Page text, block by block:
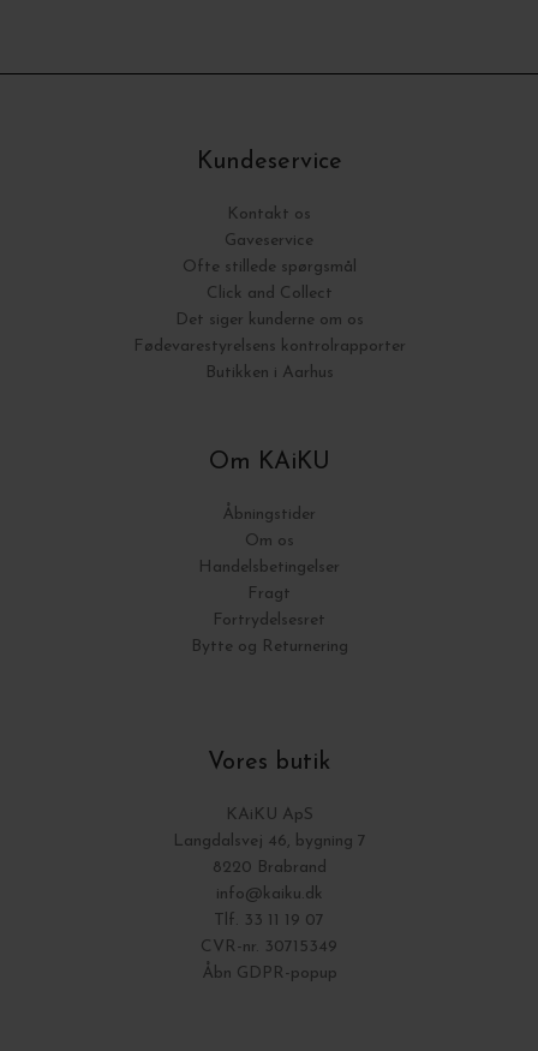
Kundeservice
Kontakt os
Gaveservice
Ofte stillede spørgsmål
Click and Collect
Det siger kunderne om os
Fødevarestyrelsens kontrolrapporter
Butikken i Aarhus
Om KAiKU
Åbningstider
Om os
Handelsbetingelser
Fragt
Fortrydelsesret
Bytte og Returnering
Vores butik
KAiKU ApS
Langdalsvej 46, bygning 7
8220 Brabrand
info@kaiku.dk
Tlf. 33 11 19 07
CVR-nr. 30715349
Åbn GDPR-popup